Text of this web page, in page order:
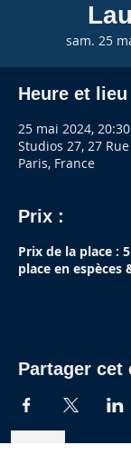
sam. 25
Heure et lieu
25 mai 2024, 20:30
Studios 27, 27
Paris, France
Prix :
Prix de la place :
place en espèces
Partager cet